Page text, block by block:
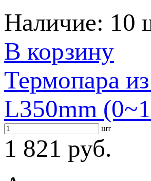
Наличие: 10
В корзину
Термопара
L350mm
шт
1 821 руб.